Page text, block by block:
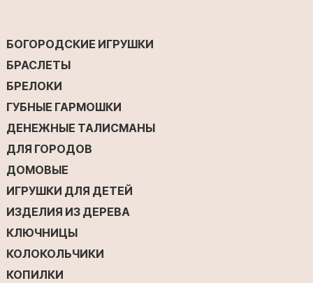
БОГОРОДСКИЕ ИГРУШКИ
БРАСЛЕТЫ
БРЕЛОКИ
ГУБНЫЕ ГАРМОШКИ
ДЕНЕЖНЫЕ ТАЛИСМАНЫ
ДЛЯ ГОРОДОВ
ДОМОВЫЕ
ИГРУШКИ ДЛЯ ДЕТЕЙ
ИЗДЕЛИЯ ИЗ ДЕРЕВА
КЛЮЧНИЦЫ
КОЛОКОЛЬЧИКИ
КОПИЛКИ